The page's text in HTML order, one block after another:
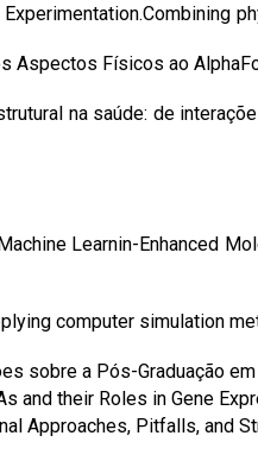
Físicos ao
na saúde: de
Learnin-Enhanced
computer simulation
sobre a Pós-Graduação
and their Roles in Gene
Approaches, Pitfalls, and